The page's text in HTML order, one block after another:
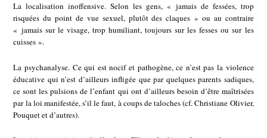
La localisation inoffensive. Selon les gens, « jamais de fessées, trop
risquées du point de vue sexuel, plutôt des claques » ou au contraire
« jamais sur le visage, trop humiliant, toujours sur les fesses ou sur les
cuisses ».
La psychanalyse. Ce qui est nocif et pathogène, ce n’est pas la violence
éducative qui n’est d’ailleurs infligée que par quelques parents sadiques,
ce sont les pulsions de l’enfant qui ont d’ailleurs besoin d’être maîtrisées
par la loi manifestée, s’il le faut, à coups de taloches (cf. Christiane Olivier,
Pouquet et d’autres).